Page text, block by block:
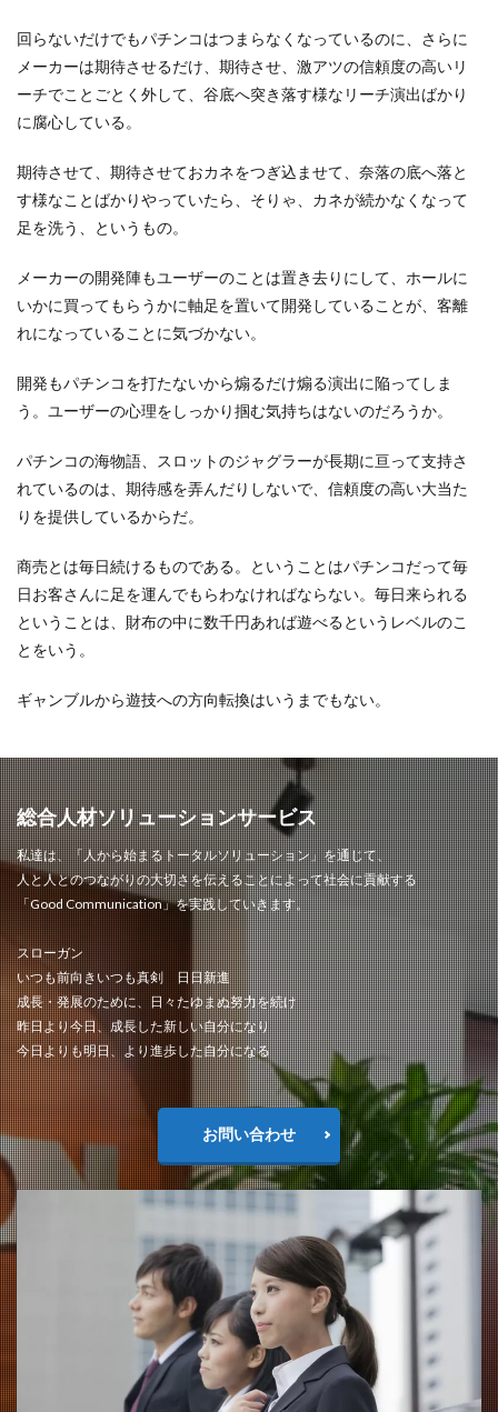
回らないだけでもパチンコはつまらなくなっているのに、さらに
メーカーは期待させるだけ、期待させ、激アツの信頼度の高いリ
ーチでことごとく外して、谷底へ突き落す様なリーチ演出ばかり
に腐心している。
期待させて、期待させておカネをつぎ込ませて、奈落の底へ落と
す様なことばかりやっていたら、そりゃ、カネが続かなくなって
足を洗う、というもの。
メーカーの開発陣もユーザーのことは置き去りにして、ホールに
いかに買ってもらうかに軸足を置いて開発していることが、客離
れになっていることに気づかない。
開発もパチンコを打たないから煽るだけ煽る演出に陥ってしま
う。ユーザーの心理をしっかり掴む気持ちはないのだろうか。
パチンコの海物語、スロットのジャグラーが長期に亘って支持さ
れているのは、期待感を弄んだりしないで、信頼度の高い大当た
りを提供しているからだ。
商売とは毎日続けるものである。ということはパチンコだって毎
日お客さんに足を運んでもらわなければならない。毎日来られる
ということは、財布の中に数千円あれば遊べるというレベルのこ
とをいう。
ギャンブルから遊技への方向転換はいうまでもない。
総合人材ソリューションサービス
私達は、「人から始まるトータルソリューション」を通じて、
人と人とのつながりの大切さを伝えることによって社会に貢献する
「Good Communication」を実践していきます。
スローガン
いつも前向きいつも真剣 日日新進
成長・発展のために、日々たゆまぬ努力を続け
昨日より今日、成長した新しい自分になり
今日よりも明日、より進歩した自分になる
お問い合わせ